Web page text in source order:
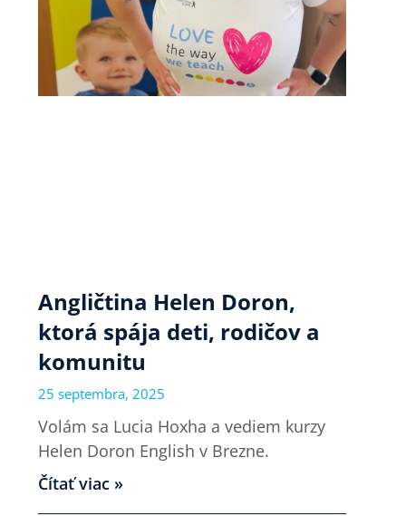
Angličtina Helen Doron,
ktorá spája deti, rodičov a
komunitu
25 septembra, 2025
Volám sa Lucia Hoxha a vediem kurzy
Helen Doron English v Brezne.
Čítať viac »